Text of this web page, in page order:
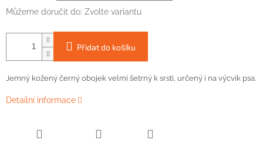
Můžeme doručit do: Zvolte variantu
Přidat do košíku
Jemný koženýčernýobojekvelmi šetrný ksrsti, určený i navýcvik psa.
Detailní informace